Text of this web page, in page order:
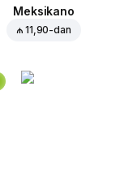
Meksikano
₼ 11,90-dan